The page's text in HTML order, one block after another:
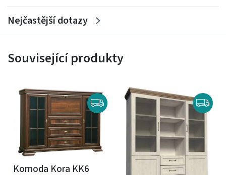
Nejčastější dotazy
Související produkty
Komoda Kora KK6